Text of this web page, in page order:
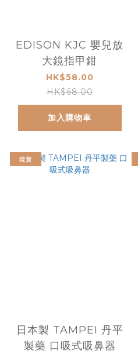
EDISON KJC 嬰兒放
大鏡指甲鉗
HK$58.00
HK$68.00
加入購物車
現貨
日本製 TAMPEI 丹平
製藥 口吸式吸鼻器